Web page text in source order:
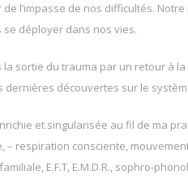
l’impasse de nos difficultés.
déployer dans nos vies.
sortie du trauma par un retour à
découvertes sur le
et singularisée au fil de ma
respiration consciente,
E.F.T, E.M.D.R., sophro-